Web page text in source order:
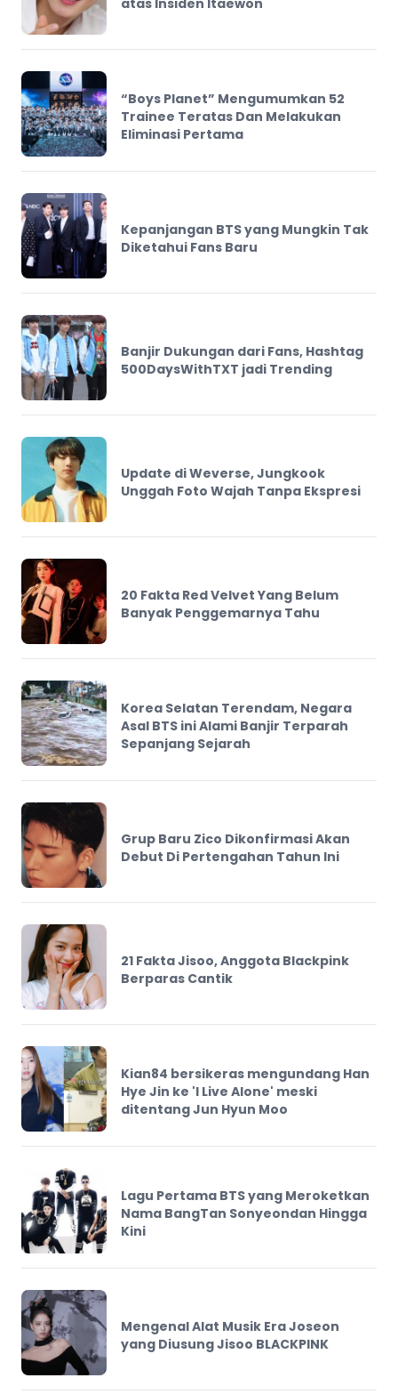
atas Insiden Itaewon
“Boys Planet” Mengumumkan 52
Trainee Teratas Dan Melakukan
Eliminasi Pertama
Kepanjangan BTS yang Mungkin Tak
Diketahui Fans Baru
Banjir Dukungan dari Fans, Hashtag
500DaysWithTXT jadi Trending
Update di Weverse, Jungkook
Unggah Foto Wajah Tanpa Ekspresi
20 Fakta Red Velvet Yang Belum
Banyak Penggemarnya Tahu
Korea Selatan Terendam, Negara
Asal BTS ini Alami Banjir Terparah
Sepanjang Sejarah
Grup Baru Zico Dikonfirmasi Akan
Debut Di Pertengahan Tahun Ini
21 Fakta Jisoo, Anggota Blackpink
Berparas Cantik
Kian84 bersikeras mengundang Han
Hye Jin ke 'I Live Alone' meski
ditentang Jun Hyun Moo
Lagu Pertama BTS yang Meroketkan
Nama BangTan Sonyeondan Hingga
Kini
Mengenal Alat Musik Era Joseon
yang Diusung Jisoo BLACKPINK